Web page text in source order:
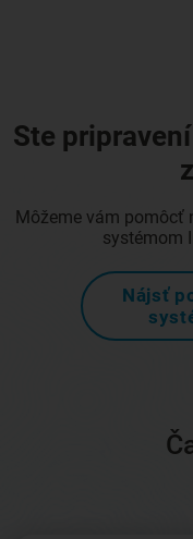
Ste
Môžeme vám pomôcť
systémom
Nájsť